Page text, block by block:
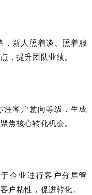
新人照着谈、照着服
，提升团队业绩。
注客户意向等级，生成
焦核心转化机会。
企业进行客户分层管
户粘性，促进转化。